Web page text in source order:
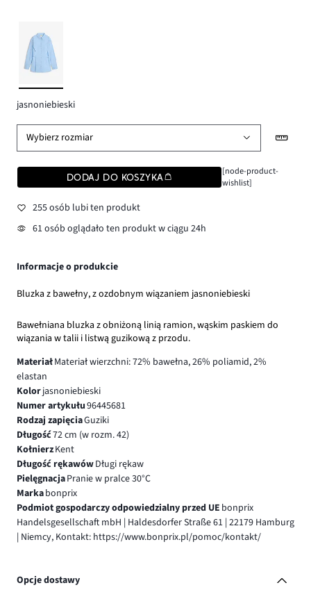
jasnoniebieski
Wybierz rozmiar
DODAJ DO KOSZYKA
[node-product-
wishlist]
255 osób lubi ten produkt
61 osób oglądało ten produkt w ciągu 24h
Informacje o produkcie
Bluzka z bawełny, z ozdobnym wiązaniem jasnoniebieski
Bawełniana bluzka z obniżoną linią ramion, wąskim paskiem do
wiązania w talii i listwą guzikową z przodu.
MateriałMateriał wierzchni: 72% bawełna, 26% poliamid, 2%
elastan
Kolorjasnoniebieski
Numer artykułu96445681
Rodzaj zapięciaGuziki
Długość72 cm (w rozm. 42)
KołnierzKent
Długość rękawówDługi rękaw
PielęgnacjaPranie w pralce 30°C
Markabonprix
Podmiot gospodarczy odpowiedzialny przed UE bonprix
Handelsgesellschaft mbH | Haldesdorfer Straße 61 | 22179 Hamburg
| Niemcy, Kontakt: https://www.bonprix.pl/pomoc/kontakt/
Opcje dostawy